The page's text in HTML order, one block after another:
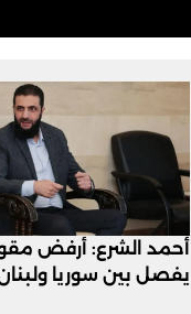
أحمد الشرع: أرفض
يفصل بين سوريا